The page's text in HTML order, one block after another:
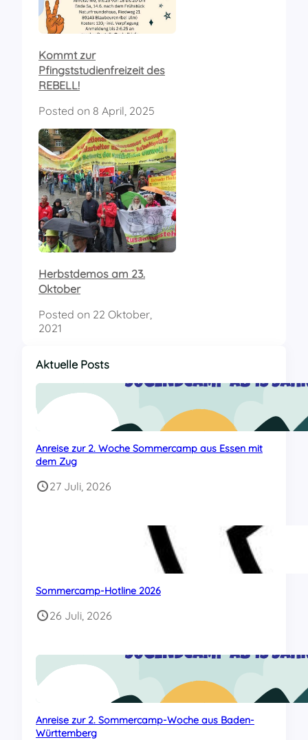
Kommt zur
Pfingststudienfreizeit des
REBELL!
Posted on 8 April, 2025
Herbstdemos am 23.
Oktober
Posted on 22 Oktober,
2021
Aktuelle Posts
Anreise zur 2. Woche Sommercamp aus Essen mit
dem Zug
27 Juli, 2026
Sommercamp-Hotline 2026
26 Juli, 2026
Anreise zur 2. Sommercamp-Woche aus Baden-
Württemberg